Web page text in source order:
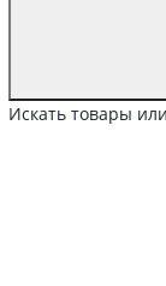
Искать товары